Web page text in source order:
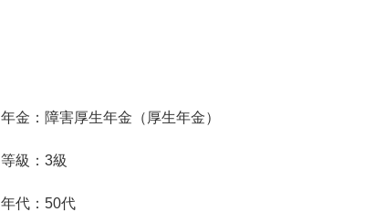
年金：障害厚生年金（厚生年金）
等級：3級
年代：50代